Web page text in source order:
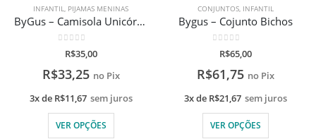
INFANTIL PIJAMAS MENINAS
ByGus – Camisola Unicórnio
de 5
R$35,00
R$33,25 no Pix
3x de R$11,67 sem juros
VER OPÇÕES
CONJUNTOS, INFANTIL
Bygus – Cojunto Bichos
de 5
R$65,00
R$61,75 no Pix
3x de R$21,67 sem juros
VER OPÇÕES